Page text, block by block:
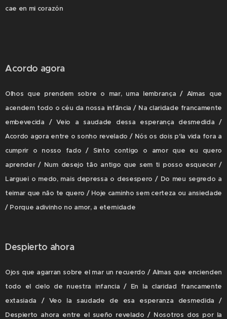
cae en mi corazón
Acordo agora
Olhos que prendem sobre o mar, uma lembrança / Almas que
acendem todo o céu da nossa infãncia / Na claridade francamente
embevecida / Veio a saudade dessa esperança desmedida /
Acordo agora entre o sonho revelado / Nós os dois p'la vida fora a
cumprir o nosso fado / Sinto contigo o amor que eu quero
aprender / Num desejo tão antigo que sem ti posso esquecer /
Larguei o medo, mais depressa o desespero / Do meu segredo a
teimar que não te quero / Hoje caminho sem certeza ou ansiedade
/ Porque adivinho no amor, a eternidade
Despierto ahora
Ojos que agarran sobre el mar un recuerdo / Almas que encienden
todo el cielo de nuestra infancia / En la claridad francamente
extasiada / Veo la saudade de esa esperanza desmedida /
Despierto ahora entre el sueño revelado / Nosotros dos por la